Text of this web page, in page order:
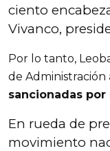
ciento
Vivanco,
Por lo tanto,
de Administración
sancionadas
En rueda de
movimiento